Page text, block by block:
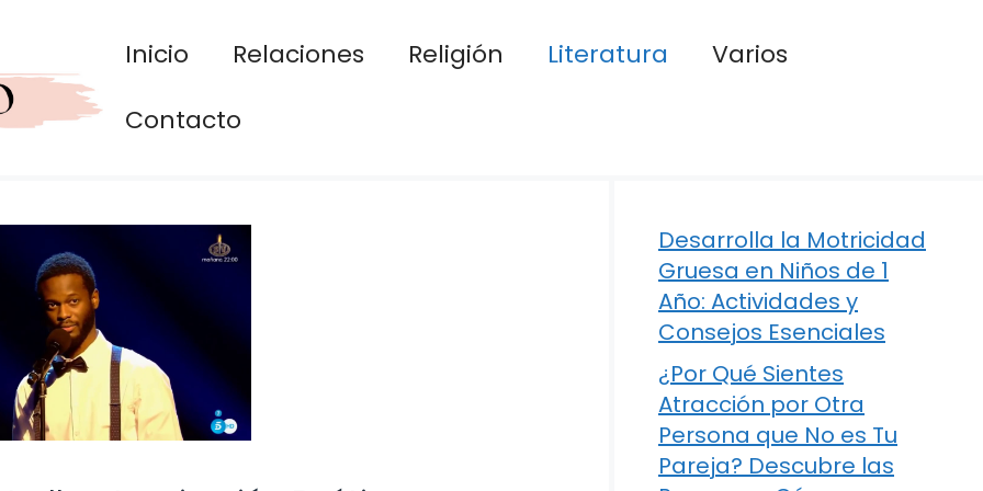
Inicio Relaciones Religión Literatura
Varios
Contacto
Desarrolla la Motricidad
Gruesa en Niños de 1
Año: Actividades y
Consejos Esenciales
¿Por Qué Sientes
Atracción por Otra
Persona que No es Tu
Pareja? Descubre las